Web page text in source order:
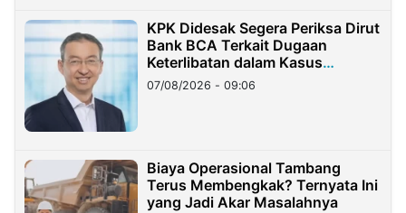
KPK Didesak Segera Periksa Dirut
Bank BCA Terkait Dugaan
Keterlibatan dalam Kasus
Hilangnya Dana Nasabah Rp2,58
Miliar
07/08/2026 - 09:06
Biaya Operasional Tambang
Terus Membengkak? Ternyata Ini
yang Jadi Akar Masalahnya